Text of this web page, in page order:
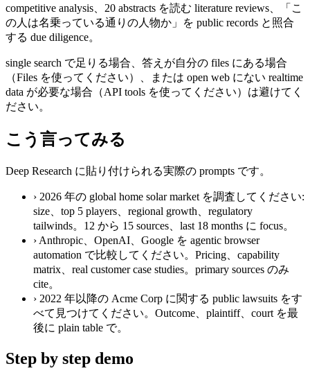
competitive analysis、20 abstracts を読む literature reviews、「こ
の人は名乗っている通りの人物か」を public records と照合
する due diligence。
single search で足りる場合、答えが自分の files にある場合
（Files を使ってください）、または open web にない realtime
data が必要な場合（API tools を使ってください）は避けてく
ださい。
こう言ってみる
Deep Research に貼り付けられる実際の prompts です。
› 2026 年の global home solar market を調査してください:
size、top 5 players、regional growth、regulatory
tailwinds。12 から 15 sources、last 18 months に focus。
› Anthropic、OpenAI、Google を agentic browser
automation で比較してください。Pricing、capability
matrix、real customer case studies。primary sources のみ
cite。
› 2022 年以降の Acme Corp に関する public lawsuits をす
べて見つけてください。Outcome、plaintiff、court を最
後に plain table で。
Step by step demo